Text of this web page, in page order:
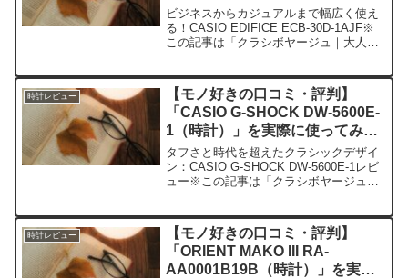
みた正直感想
ビジネスからカジュアルまで幅広く使え
る！CASIO EDIFICE ECB-30D-1AJF※
この記事は「クラシボヤージュ｜大人の
コミ今日、編集部が紹介したいのが
「CA...
時計レビュー
【モノ好きの口コミ・評判】
「CASIO G-SHOCK DW-5600E-
1（時計）」を実際に使ってみた
正直感想
タフさと時代を超えたクラシックデザイ
ン：CASIO G-SHOCK DW-5600E-1レビ
ュー※この記事は「クラシボヤージュ｜
への口コミ今日、編集部が紹介したいの
が「...
時計レビュー
【モノ好きの口コミ・評判】
「ORIENT MAKO III RA-
AA0001B19B（時計）」を実際